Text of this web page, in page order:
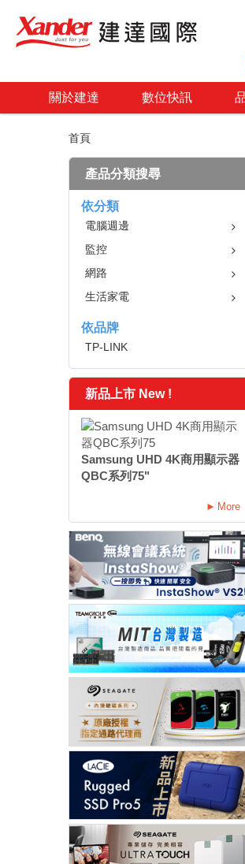
關於建達 數位快訊
首頁
產品分類搜尋
依分類
電腦週邊
監控
網路
生活家電
依品牌
TP-LINK
新品上市 New !
Samsung UHD 4K商用顯示器
QBC系列75"
More